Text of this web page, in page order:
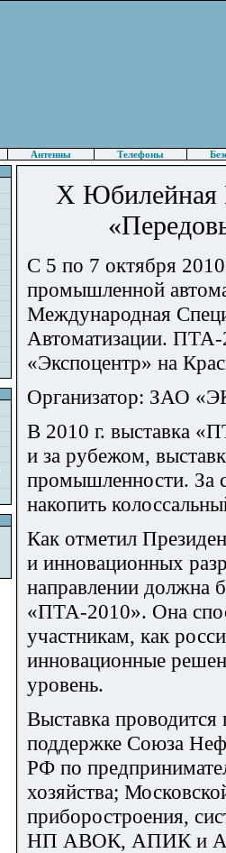
Антенны Телефоны
X Юбилейная
С 5 по 7 октября
промышленной
Международная
Автоматизации.
«Экспоцентр» на
Организатор: ЗАО
В 2010 г. выставка
и за рубежом,
промышленности. За
накопить
Как отметил
и инновационных
направлении должна
«ПТА-2010». Она
участникам, как
инновационные
уровень.
Выставка
поддержке Союза
РФ по
хозяйства;
приборостроения,
НП АВОК, АПИК и